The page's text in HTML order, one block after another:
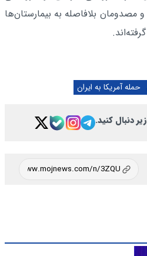
بلافاصله به بیمارستان‌ها
حمله آمریکا به ایران
دنبال کنید.